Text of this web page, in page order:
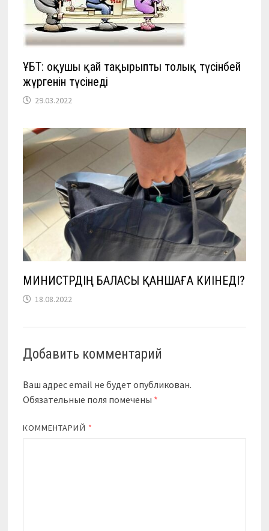
ҰБТ: оқушы қай тақырыпты толық түсінбей
жүргенін түсінеді
29.03.2022
МИНИСТРДІҢ БАЛАСЫ ҚАНШАҒА КИІНЕДІ?
18.08.2022
Добавить комментарий
Ваш адрес email не будет опубликован.
Обязательные поля помечены *
КОММЕНТАРИЙ *